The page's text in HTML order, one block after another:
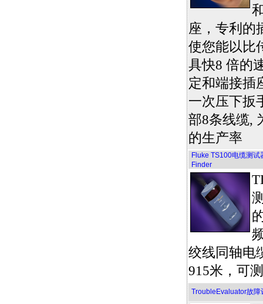
座，专利的
使您能以比
具快8 倍的
定和端接插
一次压下扳
部8条线缆,
的生产率
Fluke TS100电缆测
Finder
绞线同轴电
915米，可
TroubleEvaluator故障